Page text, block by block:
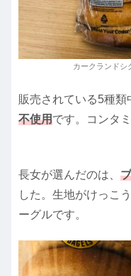
カークランド
販売されている5種類
不使用です。コンタ
長女が選んだのは、
した。生地がけっこ
ーグルです。